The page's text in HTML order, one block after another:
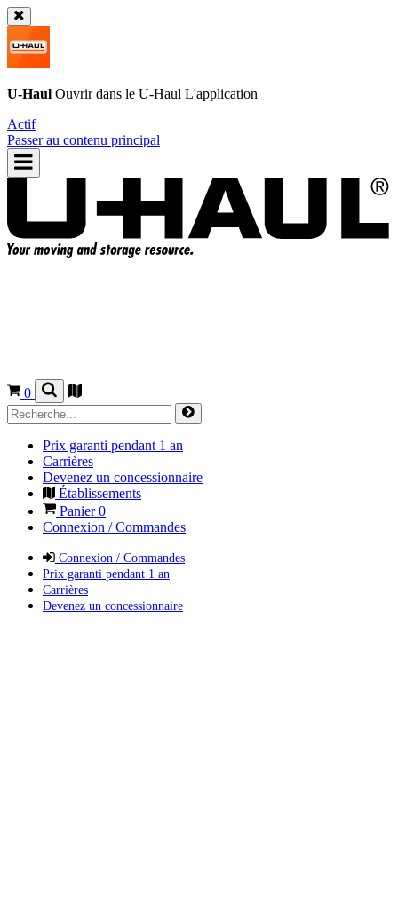
U-Haul Ouvrir dans le U-Haul L'application
Actif
Passer au contenu principal
0
Prix garanti pendant 1 an
Carrières
Devenez un concessionnaire
Établissements
Panier0
Connexion / Commandes
Connexion / Commandes
Prix garanti pendant 1 an
Carrières
Devenez un concessionnaire